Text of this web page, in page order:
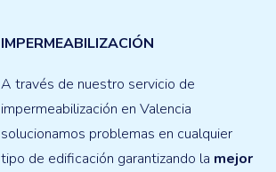
IMPERMEABILIZACIÓN
A través de nuestro servicio de
impermeabilización en Valencia
solucionamos problemas en cualquier
tipo de edificación garantizando la mejor